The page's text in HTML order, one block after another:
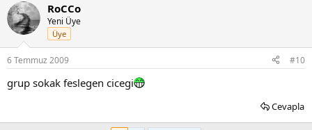
RoCCo
Yeni Üye
Üye
6 Temmuz 2009 #10
grup sokak feslegen cicegi
Cevapla